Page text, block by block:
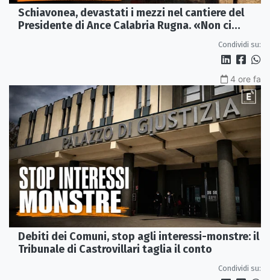
Schiavonea, devastati i mezzi nel cantiere del
Presidente di Ance Calabria Rugna. «Non ci
Condividi su:
4 ore fa
Debiti dei Comuni, stop agli interessi-monstre: il
Tribunale di Castrovillari taglia il conto
Condividi su: